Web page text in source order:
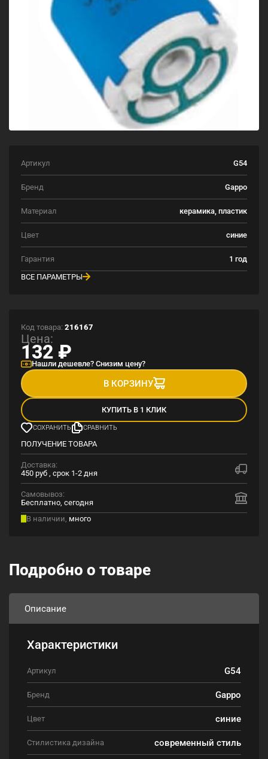
Артикул G54
Бренд Gappo
Материал керамика, пластик
Цвет синие
Гарантия
1 год
ВСЕ ПАРАМЕТРЫ
Код товара: 216167
Цена:
132 ₽
Нашли дешевле? Снизим цену?
В КОРЗИНУ
КУПИТЬ В 1 КЛИК
СОХРАНИТЬ СРАВНИТЬ
ПОЛУЧЕНИЕ ТОВАРА
Доставка:
450 руб , срок 1-2 дня
Самовывоз:
Бесплатно, сегодня
В наличии, много
Подробно о товаре
Описание
Характеристики
Артикул G54
Бренд Gappo
Цвет синие
Стилистика дизайна современный стиль